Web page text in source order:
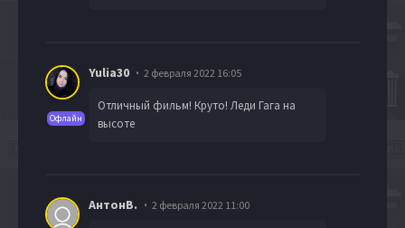
Офлайн
Yulia30 2 февраля 2022 16:05
Отличный фильм! Круто! Леди Гага на
высоте
АнтонВ. 2 февраля 2022 11:00